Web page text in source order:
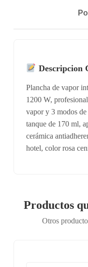
Descripcion
Plancha de vapor
1200 W,
vapor y 3 modos
tanque de 170 ml,
cerámica
hotel, color rosa
Productos
Otros